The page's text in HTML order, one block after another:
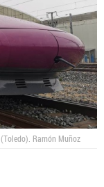
Ramón Muñoz